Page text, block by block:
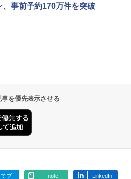
、事前予約170万件を突破
を優先表示させる
てブ note LinkedIn